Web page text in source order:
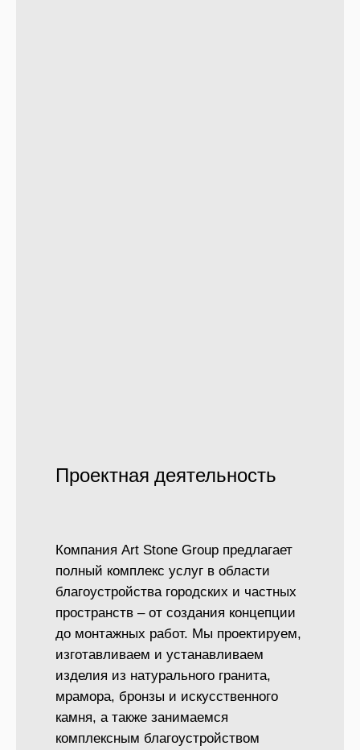
Проектная деятельность
Компания Art Stone Group предлагает
полный комплекс услуг в области
благоустройства городских и частных
пространств – от создания концепции
до монтажных работ. Мы проектируем,
изготавливаем и устанавливаем
изделия из натурального гранита,
мрамора, бронзы и искусственного
камня, а также занимаемся
комплексным благоустройством